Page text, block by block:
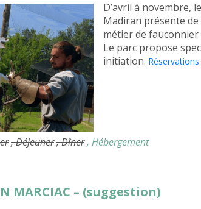
D’avril à novembre,
Madiran présente
métier de fauconnier
Le parc propose
initiation. Réservations
, Déjeuner, Dîner, Hébergement
MARCIAC – (suggestion)